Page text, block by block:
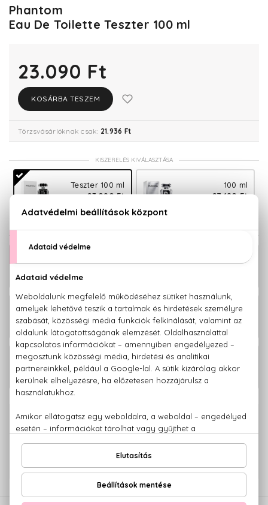
Phantom
Eau De Toilette Teszter 100 ml
23.090 Ft
KOSÁRBA TESZEM
Törzsvásárlóknak csak: 21.936 Ft
KISZERELÉS KIVÁLASZTÁSA
Teszter 100 ml
23.090 Ft
100 ml
27.480 Ft
10.790 Ft
Phantom Parfum
31.830 Ft -
tól
Phantom Eau De Toilette Szett 100+10
ml
29.640 Ft
100% eredeti termékek,14 napos visszaküldési garanciával
+36 20